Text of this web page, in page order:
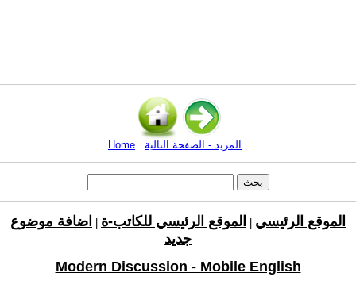
Home المزيد - الصفحة التالية
الموقع الرئيسي الموقع الرئيسي للكاتب-ة
اضافة موضوع
جديد
Modern Discussion - Mobile English